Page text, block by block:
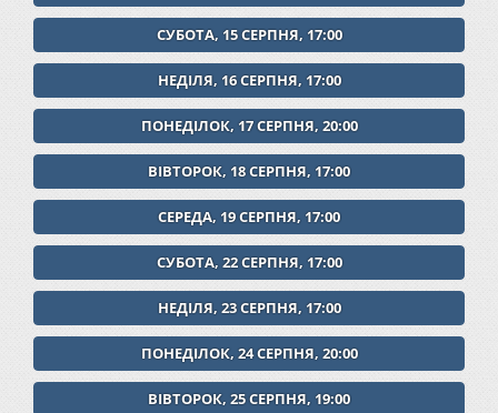
СУБОТА, 15 СЕРПНЯ, 17:00
НЕДІЛЯ, 16 СЕРПНЯ, 17:00
ПОНЕДІЛОК, 17 СЕРПНЯ, 20:00
ВІВТОРОК, 18 СЕРПНЯ, 17:00
СЕРЕДА, 19 СЕРПНЯ, 17:00
СУБОТА, 22 СЕРПНЯ, 17:00
НЕДІЛЯ, 23 СЕРПНЯ, 17:00
ПОНЕДІЛОК, 24 СЕРПНЯ, 20:00
ВІВТОРОК, 25 СЕРПНЯ, 19:00